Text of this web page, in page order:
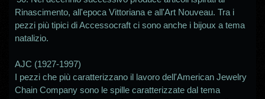
Rinascimento, all'epoca Vittoriana e all'Art Nouveau. Tra i
pezzi più tipici di Accessocraft ci sono anche i bijoux a tema
natalizio.
AJC (1927-1997)
I pezzi che più caratterizzano il lavoro dell'American Jewelry
Chain Company sono le spille caratterizzate dal tema